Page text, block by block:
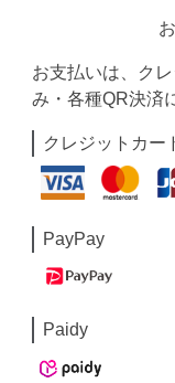
お支払いは、ク
み・各種QR決済
クレジットカー
PayPay
Paidy